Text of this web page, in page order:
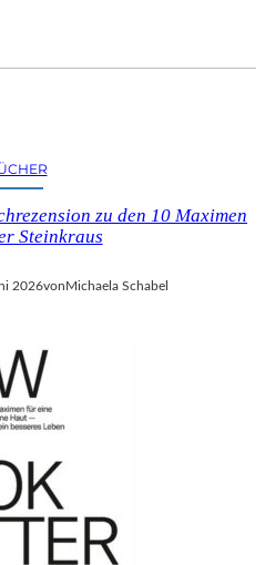
zu den 10 Maximen
Steinkraus
2026vonMichaela Schabel